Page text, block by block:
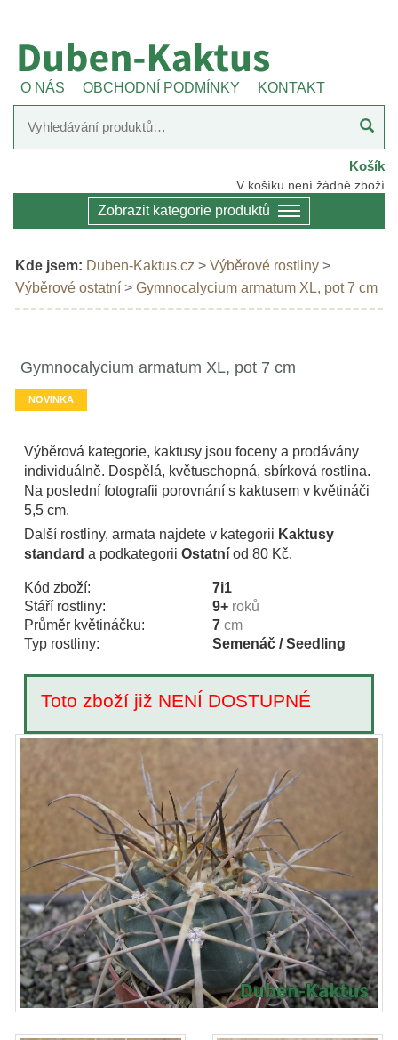
O NÁS OBCHODNÍ PODMÍNKY KONTAKT
Košík
V košíku není žádné zboží
Zobrazit kategorie produktů
Kde jsem: Duben-Kaktus.cz > Výběrové rostliny >
Výběrové ostatní > Gymnocalycium armatum XL, pot 7 cm
Gymnocalycium armatum XL, pot 7 cm
NOVINKA
Výběrová kategorie, kaktusy jsou foceny a prodávány
individuálně. Dospělá, květuschopná, sbírková rostlina.
Na poslední fotografii porovnání s kaktusem v květináči
5,5 cm.
Další rostliny, armata najdete v kategorii Kaktusy
standard a podkategorii Ostatní od 80 Kč.
Kód zboží:
7i1
Stáří rostliny:
9+ roků
Průměr květináčku:
7 cm
Typ rostliny:
Semenáč / Seedling
Toto zboží již NENÍ DOSTUPNÉ